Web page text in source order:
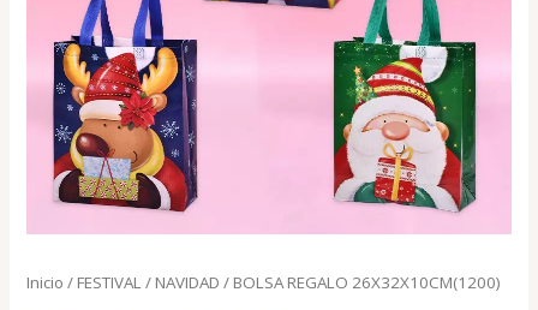
Inicio / FESTIVAL/ NAVIDAD / BOLSA REGALO 26X32X10CM(1200)